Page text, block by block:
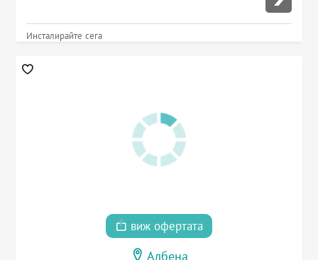
Инсталирайте сега
виж офертата
Албена